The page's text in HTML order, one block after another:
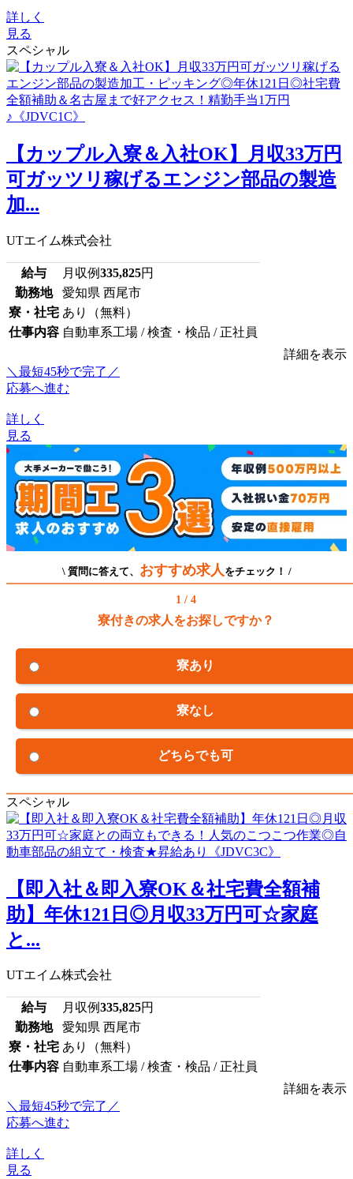
詳しく
見る
スペシャル
【カップル入寮＆入社OK】月収33万円
可ガッツリ稼げるエンジン部品の製造
加...
UTエイム株式会社
給与 月収例335,825円
勤務地
愛知県 西尾市
寮・社宅 あり（無料）
仕事内容 自動車系工場 / 検査・検品 / 正社員
詳細を表示
＼最短45秒で完了／
応募へ進む
詳しく
見る
\ 質問に答えて、 おすすめ求人 をチェック！ /
1 / 4
寮付きの求人をお探しですか？
寮あり
寮なし
どちらでも可
スペシャル
【即入社＆即入寮OK＆社宅費全額補
助】年休121日◎月収33万円可☆家庭
と...
UTエイム株式会社
給与 月収例335,825円
勤務地
愛知県 西尾市
寮・社宅 あり（無料）
仕事内容 自動車系工場 / 検査・検品 / 正社員
詳細を表示
＼最短45秒で完了／
応募へ進む
詳しく
見る